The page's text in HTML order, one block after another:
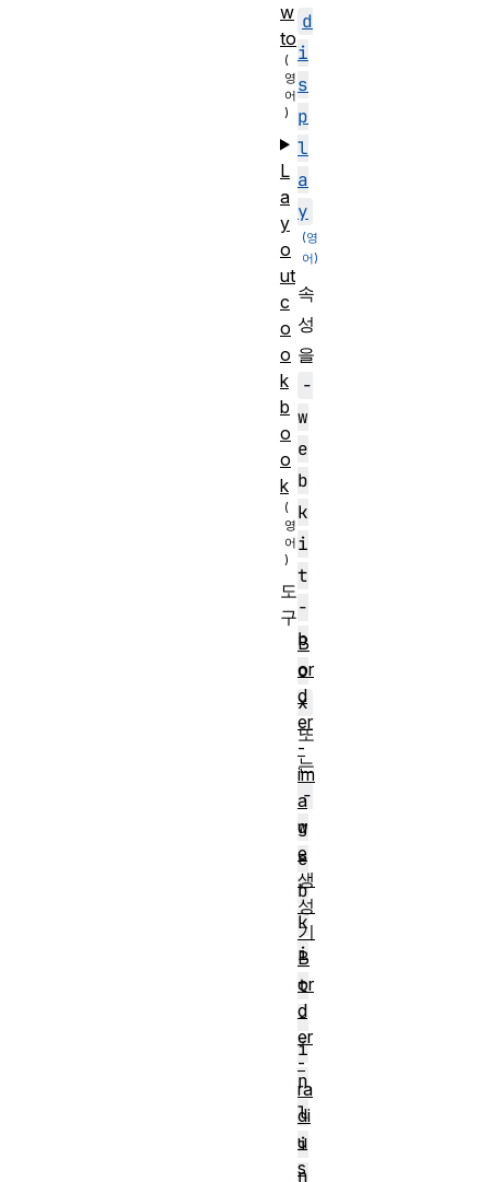
d
i
s
p
l
a
y
속
성
을
-
w
e
b
k
i
t
-
b
o
x
또
는
-
w
e
b
k
i
t
-
i
n
l
i
n
w
to
L
a
y
o
ut
c
o
o
k
b
o
o
k
도
구
B
or
d
er
-
im
a
g
e
생
성
기
B
or
d
er
-
ra
di
u
s